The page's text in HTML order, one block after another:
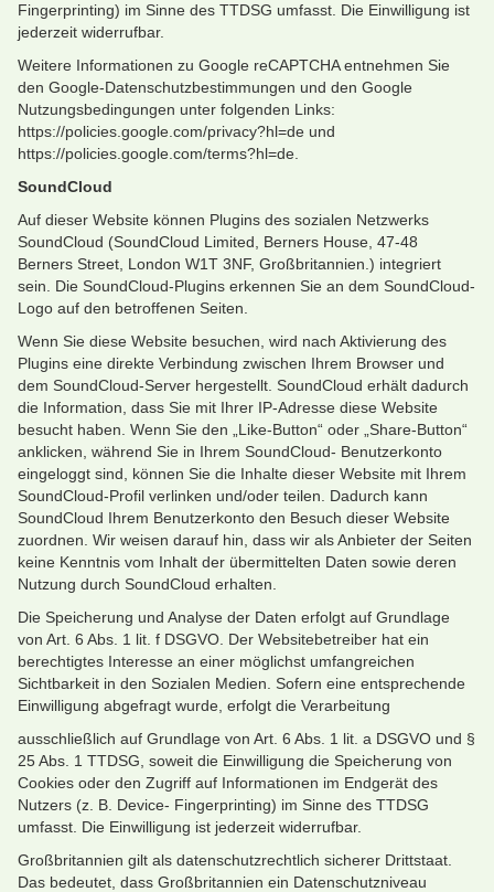
Fingerprinting) im Sinne des TTDSG umfasst. Die Einwilligung ist
jederzeit widerrufbar.
Weitere Informationen zu Google reCAPTCHA entnehmen Sie
den Google-Datenschutzbestimmungen und den Google
Nutzungsbedingungen unter folgenden Links:
https://policies.google.com/privacy?hl=de und
https://policies.google.com/terms?hl=de.
SoundCloud
Auf dieser Website können Plugins des sozialen Netzwerks
SoundCloud (SoundCloud Limited, Berners House, 47-48
Berners Street, London W1T 3NF, Großbritannien.) integriert
sein. Die SoundCloud-Plugins erkennen Sie an dem SoundCloud-
Logo auf den betroffenen Seiten.
Wenn Sie diese Website besuchen, wird nach Aktivierung des
Plugins eine direkte Verbindung zwischen Ihrem Browser und
dem SoundCloud-Server hergestellt. SoundCloud erhält dadurch
die Information, dass Sie mit Ihrer IP-Adresse diese Website
besucht haben. Wenn Sie den „Like-Button“ oder „Share-Button“
anklicken, während Sie in Ihrem SoundCloud- Benutzerkonto
eingeloggt sind, können Sie die Inhalte dieser Website mit Ihrem
SoundCloud-Profil verlinken und/oder teilen. Dadurch kann
SoundCloud Ihrem Benutzerkonto den Besuch dieser Website
zuordnen. Wir weisen darauf hin, dass wir als Anbieter der Seiten
keine Kenntnis vom Inhalt der übermittelten Daten sowie deren
Nutzung durch SoundCloud erhalten.
Die Speicherung und Analyse der Daten erfolgt auf Grundlage
von Art. 6 Abs. 1 lit. f DSGVO. Der Websitebetreiber hat ein
berechtigtes Interesse an einer möglichst umfangreichen
Sichtbarkeit in den Sozialen Medien. Sofern eine entsprechende
Einwilligung abgefragt wurde, erfolgt die Verarbeitung
ausschließlich auf Grundlage von Art. 6 Abs. 1 lit. a DSGVO und §
25 Abs. 1 TTDSG, soweit die Einwilligung die Speicherung von
Cookies oder den Zugriff auf Informationen im Endgerät des
Nutzers (z. B. Device- Fingerprinting) im Sinne des TTDSG
umfasst. Die Einwilligung ist jederzeit widerrufbar.
Großbritannien gilt als datenschutzrechtlich sicherer Drittstaat.
Das bedeutet, dass Großbritannien ein Datenschutzniveau